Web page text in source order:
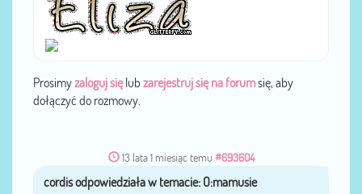
Prosimyzaloguj sięlub zarejestruj się na forumsię, aby
dołączyć do rozmowy.
13 lata 1 miesiąc temu #693604
przezcordis